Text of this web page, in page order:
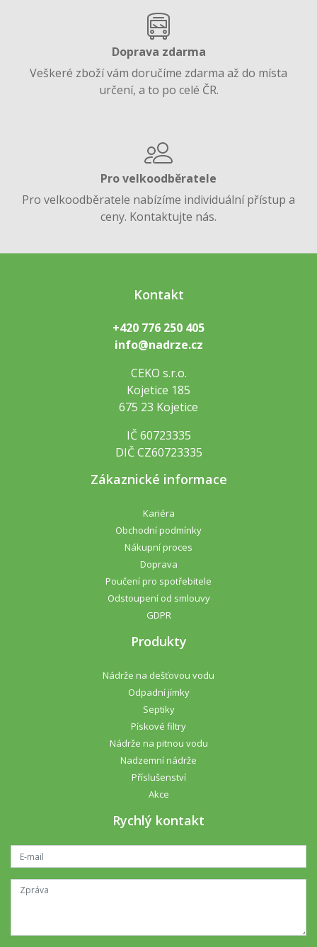
Doprava zdarma
Veškeré zboží vám doručíme zdarma až do místa
určení, a to po celé ČR.
Pro velkoodběratele
Pro velkoodběratele nabízíme individuální přístup a
ceny. Kontaktujte nás.
Kontakt
+420 776 250 405
info@nadrze.cz
CEKO s.r.o.
Kojetice 185
675 23 Kojetice
IČ 60723335
DIČ CZ60723335
Zákaznické informace
Kariéra
Obchodní podmínky
Nákupní proces
Doprava
Poučení pro spotřebitele
Odstoupení od smlouvy
GDPR
Produkty
Nádrže na dešťovou vodu
Odpadní jímky
Septiky
Pískové filtry
Nádrže na pitnou vodu
Nadzemní nádrže
Příslušenství
Akce
Rychlý kontakt